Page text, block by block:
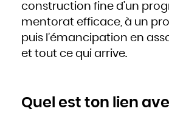
construction fine d’un
mentorat efficace, à un
puis l’émancipation en
et tout ce qui arrive.
Quel est ton lien